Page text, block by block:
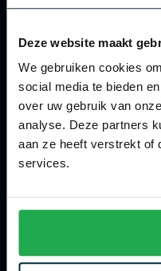
Deze website maakt
We gebruiken cookies
social media te bieden
over uw gebruik van
analyse. Deze partners
aan ze heeft verstrekt of
services.
Actievoorwaarden
Artikelonderhoud
Winkel
Contact winkel